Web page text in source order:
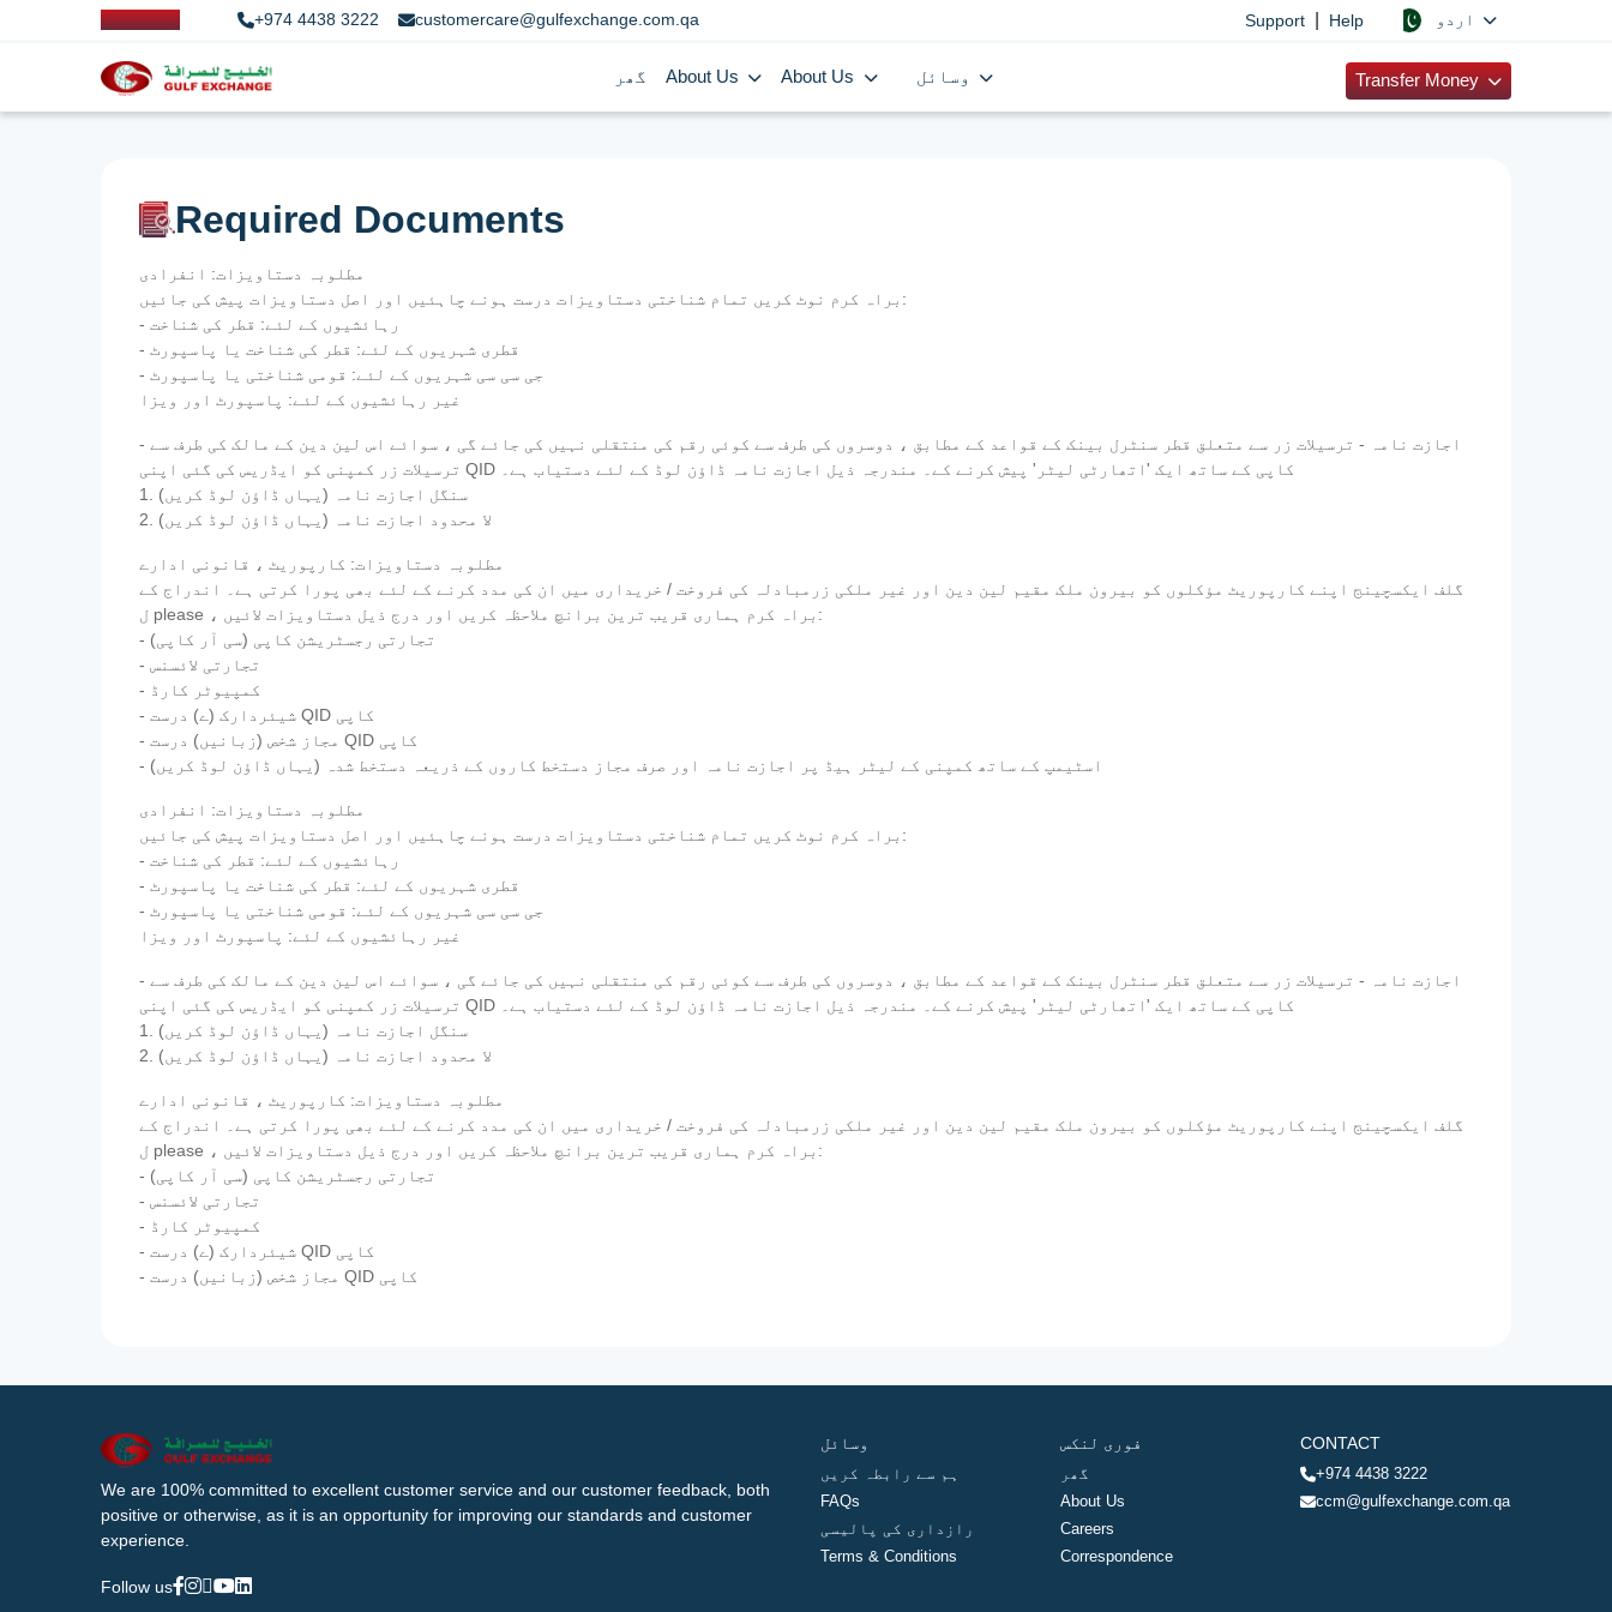
+974 4438 3222 customercare@gulfexchange.com.qa Support Help
گھر About Us About Us Transfer Money
Required Documents
مطلوبہ دستاویزات: انفرادی
براہ کرم نوٹ کریں تمام شناختی دستاویزات درست ہونے چاہئیں اور اصل دستاویزات پیش کی جائیں:
- رہائشیوں کے لئے: قطر کی شناخت
- قطری شہریوں کے لئے: قطر کی شناخت یا پاسپورٹ
- جی سی سی شہریوں کے لئے: قومی شناختی یا پاسپورٹ
غیر رہائشیوں کے لئے: پاسپورٹ اور ویزا
- اجازت نامہ - ترسیلات زر سے متعلق قطر سنٹرل بینک کے قواعد کے مطابق ، دوسروں کی طرف سے کوئی رقم کی منتقلی نہیں کی جائے گی ، سوائے اس لین دین کے مالک کی طرف سے
ترسیلات زر کمپنی کو ایڈریس کی گئی اپنی QID کاپی کے ساتھ ایک 'اتھارٹی لیٹر' پیش کرنے کے۔ مندرجہ ذیل اجازت نامہ ڈاؤن لوڈ کے لئے دستیاب ہے۔
1. سنگل اجازت نامہ (یہاں ڈاؤن لوڈ کریں)
2. لا محدود اجازت نامہ (یہاں ڈاؤن لوڈ کریں)
مطلوبہ دستاویزات: کارپوریٹ ، قانونی ادارے
گلف ایکسچینج اپنے کارپوریٹ مؤکلوں کو بیرون ملک مقیم لین دین اور غیر ملکی زرمبادلہ کی فروخت / خریداری میں ان کی مدد کرنے کے لئے بھی پورا کرتی ہے۔ اندراج کے
ل please ، براہ کرم ہماری قریب ترین برانچ ملاحظہ کریں اور درج ذیل دستاویزات لائیں:
- تجارتی رجسٹریشن کاپی (سی آر کاپی)
- تجارتی لائسنس
- کمپیوٹر کارڈ
- شیئردارک (ے) درست QID کاپی
- مجاز شخص (زبانیں) درست QID کاپی
- اسٹیمپ کے ساتھ کمپنی کے لیٹر ہیڈ پر اجازت نامہ اور صرف مجاز دستخط کاروں کے ذریعہ دستخط شدہ (یہاں ڈاؤن لوڈ کریں)
مطلوبہ دستاویزات: انفرادی
براہ کرم نوٹ کریں تمام شناختی دستاویزات درست ہونے چاہئیں اور اصل دستاویزات پیش کی جائیں:
- رہائشیوں کے لئے: قطر کی شناخت
- قطری شہریوں کے لئے: قطر کی شناخت یا پاسپورٹ
- جی سی سی شہریوں کے لئے: قومی شناختی یا پاسپورٹ
غیر رہائشیوں کے لئے: پاسپورٹ اور ویزا
- اجازت نامہ - ترسیلات زر سے متعلق قطر سنٹرل بینک کے قواعد کے مطابق ، دوسروں کی طرف سے کوئی رقم کی منتقلی نہیں کی جائے گی ، سوائے اس لین دین کے مالک کی طرف سے
ترسیلات زر کمپنی کو ایڈریس کی گئی اپنی QID کاپی کے ساتھ ایک 'اتھارٹی لیٹر' پیش کرنے کے۔ مندرجہ ذیل اجازت نامہ ڈاؤن لوڈ کے لئے دستیاب ہے۔
1. سنگل اجازت نامہ (یہاں ڈاؤن لوڈ کریں)
2. لا محدود اجازت نامہ (یہاں ڈاؤن لوڈ کریں)
مطلوبہ دستاویزات: کارپوریٹ ، قانونی ادارے
گلف ایکسچینج اپنے کارپوریٹ مؤکلوں کو بیرون ملک مقیم لین دین اور غیر ملکی زرمبادلہ کی فروخت / خریداری میں ان کی مدد کرنے کے لئے بھی پورا کرتی ہے۔ اندراج کے
ل please ، براہ کرم ہماری قریب ترین برانچ ملاحظہ کریں اور درج ذیل دستاویزات لائیں:
- تجارتی رجسٹریشن کاپی (سی آر کاپی)
- تجارتی لائسنس
- کمپیوٹر کارڈ
- شیئردارک (ے) درست QID کاپی
- مجاز شخص (زبانیں) درست QID کاپی
We are 100% committed to excellent customer service and our customer feedback, both
positive or otherwise, as it is an opportunity for improving our standards and customer
experience.
Follow us
وسائل
ہم سے رابطہ کریں
FAQs
رازداری کی پالیسی
Terms & Conditions
فوری لنکس
گھر
About Us
Careers
Correspondence
CONTACT
+974 4438 3222
ccm@gulfexchange.com.qa